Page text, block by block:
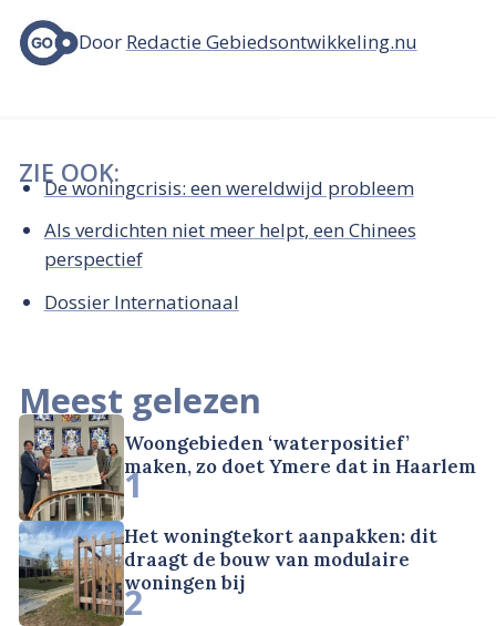
Door Redactie Gebiedsontwikkeling.nu
ZIE OOK:
De woningcrisis: een wereldwijd probleem
Als verdichten niet meer helpt, een Chinees
perspectief
Dossier Internationaal
Meest gelezen
Woongebieden ‘waterpositief’
maken, zo doet Ymere dat in Haarlem
1
Het woningtekort aanpakken: dit
draagt de bouw van modulaire
woningen bij
2